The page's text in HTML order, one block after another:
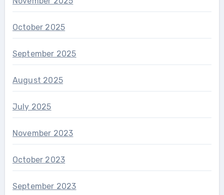
October 2025
September 2025
August 2025
July 2025
November 2023
October 2023
September 2023